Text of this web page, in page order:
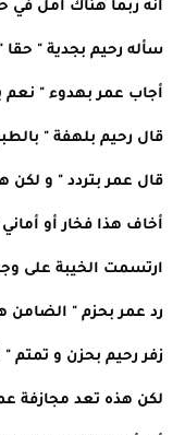
أنه ربما هناك أمل في
سأله رحيم بجدية " حقا "
أجاب عمر بهدوء " نعم
قال رحيم بلهفة "
قال عمر بتردد " و لكن
أخاف هذا فخار أو أماني
ارتسمت الخيبة على
رد عمر بحزم " الضامن
زفر رحيم بحزن و تمتم
لكن هذه تعد مجازفة